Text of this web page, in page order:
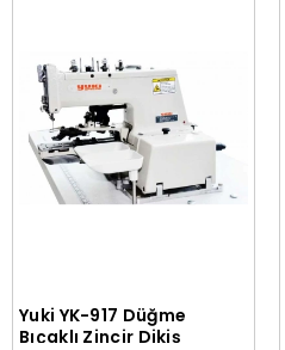
Sepete Ekle
Yuki YK-917 Düğme
Bıçaklı Zincir Dikiş